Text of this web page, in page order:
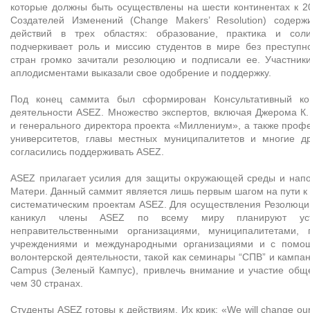
которые должны быть осуществлены на шести континентах к
Создателей Изменений (Change Makers’ Resolution)
действий в трех областях: образование, практика и
подчеркивает роль и миссию студентов в мире без
стран громко зачитали резолюцию и подписали ее.
аплодисментами выказали свое одобрение и поддержку.
Под конец саммита был сформирован Консультативный
деятельности ASEZ. Множество экспертов, включая Джерома
и генерального директора проекта «Миллениум», а также
университетов, главы местных муниципалитетов и многие
согласились поддерживать ASEZ.
ASEZ прилагает усилия для защиты окружающей среды и
Матери. Данный саммит является лишь первым шагом на пути
систематическим проектам ASEZ. Для осуществления
каникул члены ASEZ по всему миру планируют
неправительственными организациями, муниципалитетами,
учреждениями и международными организациями и с
волонтерской деятельности, такой как семинары “СПВ” и
Campus (Зеленый Кампус), привлечь внимание и участие
чем 30 странах.
Студенты ASEZ готовы к действиям. Их крик: «We will change